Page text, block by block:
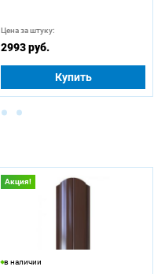
Цена за штуку:
2993 руб.
Купить
Акция!
в наличии